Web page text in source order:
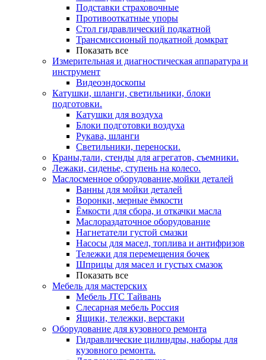
Подставки страховочные
Противооткатные упоры
Стол гидравлический подкатной
Трансмиссионый подкатной домкрат
Показать все
Измерительная и диагностическая аппаратура и
инструмент
Видеоэндоскопы
Катушки, шланги, светильники, блоки
подготовки.
Катушки для воздуха
Блоки подготовки воздуха
Рукава, шланги
Светильники, переноски.
Краны,тали, стенды для агрегатов, съемники.
Лежаки, сиденье, ступень на колесо.
Маслосменное оборудование,мойки деталей
Ванны для мойки деталей
Воронки, мерные ёмкости
Ёмкости для сбора, и откачки масла
Маслораздаточное оборудование
Нагнетатели густой смазки
Насосы для масел, топлива и антифризов
Тележки для перемещения бочек
Шприцы для масел и густых смазок
Показать все
Мебель для мастерских
Мебель JTC Тайвань
Слесарная мебель Россия
Ящики, тележки, верстаки
Оборудование для кузовного ремонта
Гидравлические цилиндры, наборы для
кузовного ремонта.